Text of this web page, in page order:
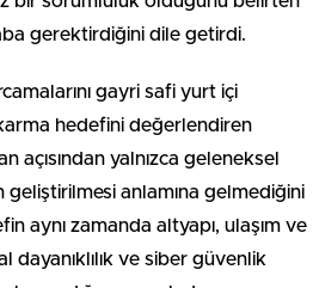
gerektirdiğini dile getirdi.
gayri safi yurt içi
hedefini değerlendiren
açısından yalnızca geleneksel
anlamına gelmediğini
aynı zamanda altyapı, ulaşım ve
dayanıklılık ve siber güvenlik